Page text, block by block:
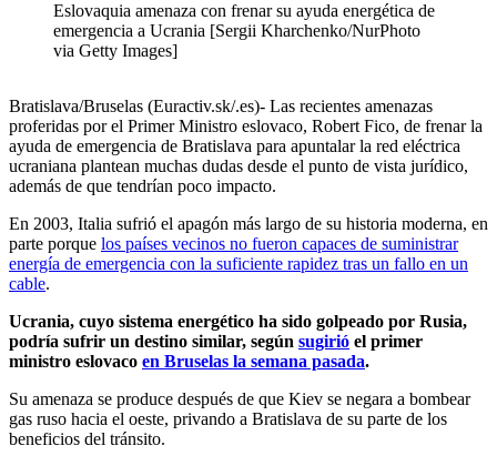
Eslovaquia amenaza con frenar su ayuda energética de
emergencia a Ucrania [Sergii Kharchenko/NurPhoto
via Getty Images]
Bratislava/Bruselas (Euractiv.sk/.es)- Las recientes amenazas
proferidas por el Primer Ministro eslovaco, Robert Fico, de frenar la
ayuda de emergencia de Bratislava para apuntalar la red eléctrica
ucraniana plantean muchas dudas desde el punto de vista jurídico,
además de que tendrían poco impacto.
En 2003, Italia sufrió el apagón más largo de su historia moderna, en
parte porque los países vecinos no fueron capaces de suministrar
energía de emergencia con la suficiente rapidez tras un fallo en un
cable.
Ucrania, cuyo sistema energético ha sido golpeado por Rusia,
podría sufrir un destino similar, según sugirió el primer
ministro eslovaco en Bruselas la semana pasada.
Su amenaza se produce después de que Kiev se negara a bombear
gas ruso hacia el oeste, privando a Bratislava de su parte de los
beneficios del tránsito.